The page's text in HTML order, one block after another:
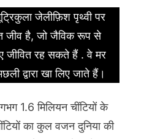
जेलीफ़िश पृथ्वी पर
जीव है, जो जैविक रूप से
जीवित रह सकते हैं . वे मर
द्वारा खा लिए जाते हैं।
1.6 मिलियन चींटियों के
का कुल वजन दुनिया की